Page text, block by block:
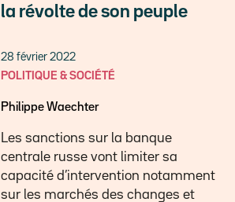
la révolte de son peuple
28 février 2022
POLITIQUE & SOCIÉTÉ
Philippe Waechter
Les sanctions sur la banque
centrale russe vont limiter sa
capacité d’intervention notamment
sur les marchés des changes et